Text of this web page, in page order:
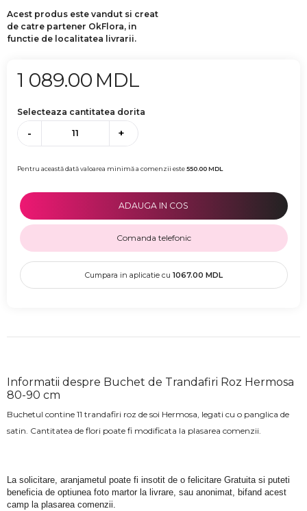
Acest produs este vandut si creat
de catre partener OkFlora, in
functie de localitatea livrarii.
1 089.00 MDL
Selecteaza cantitatea dorita
- +
Pentru această dată valoarea minimă a comenzii este550.00MDL
ADAUGA IN COS
Comanda telefonic
Cumpara in aplicatie cu 1067.00 MDL
Informatii despre Buchet de Trandafiri Roz Hermosa
80-90 cm
Buchetul contine 11 trandafiri roz de soi Hermosa, legati cu o panglica de
satin. Cantitatea de flori poate fi modificata la plasarea comenzii.
La solicitare, aranjametul poate fi insotit de o felicitare Gratuita si puteti
beneficia de optiunea foto martor la livrare, sau anonimat, bifand acest
camp la plasarea comenzii.